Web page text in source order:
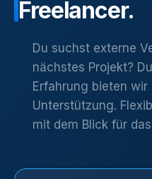
Freelancer.
Du suchst externe
nächstes Projekt?
Erfahrung bieten
Unterstützung.
mit dem Blick für